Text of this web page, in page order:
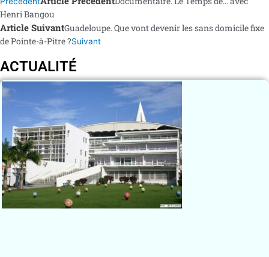
Henri Bangou
Article SuivantGuadeloupe. Que vont devenir les sans domicile fixe
de Pointe-à-Pitre ?Suivant
ACTUALITÉ